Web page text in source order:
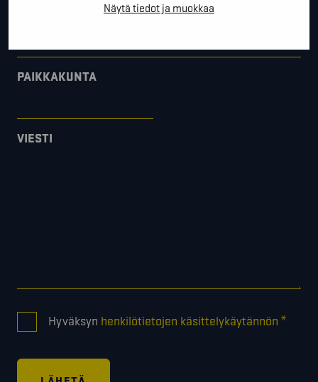
Näytä tiedot ja muokkaa
PAIKKAKUNTA
VIESTI
Hyväksyn henkilötietojen käsittelykäytännön *